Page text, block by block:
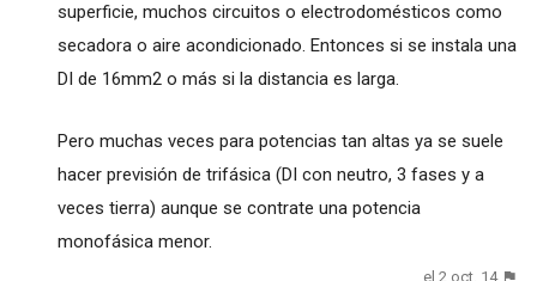
superficie, muchos circuitos o electrodomésticos como
secadora o aire acondicionado. Entonces si se instala una
DI de 16mm2 o más si la distancia es larga.
Pero muchas veces para potencias tan altas ya se suele
hacer previsión de trifásica (DI con neutro, 3 fases y a
veces tierra) aunque se contrate una potencia
monofásica menor.
el 2 oct. 14